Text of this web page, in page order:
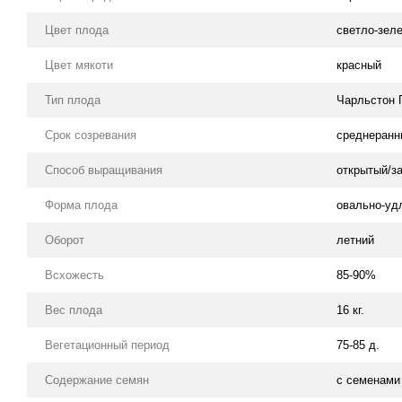
Цвет плода светло-
Цвет мякоти красный
Тип плода Чарльстон
Срок созревания
Способ выращивания открытый/
Форма плода овально-
Оборот летний
Всхожесть 85-90%
Вес плода 16 кг.
Вегетационный период 75-85 д.
Содержание семян с семенами